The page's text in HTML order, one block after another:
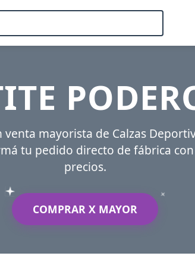
venta mayorista de Calzas
tu pedido directo de fábrica
precios.
COMPRAR X MAYOR